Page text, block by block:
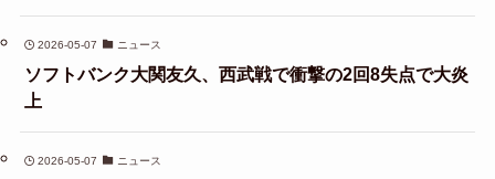
2026-05-07 ニュース
ソフトバンク大関友久、西武戦で衝撃の2回8失点で大炎
上
2026-05-07 ニュース